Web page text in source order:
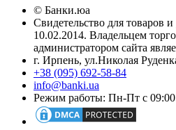
© Банки.юа
Свидетельство для товаров
10.02.2014. Владельцем
администратором сайта
г. Ирпень, ул.Николая
+38 (095) 692-58-84
info@banki.ua
Режим работы: Пн-Пт с 09:00